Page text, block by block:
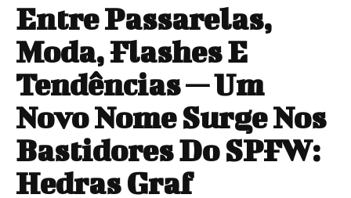
Entre Passarelas,
Moda, Flashes E
Tendências — Um
Novo Nome Surge Nos
Bastidores Do SPFW:
Hedras Graf